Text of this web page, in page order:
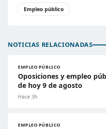
Empleo público
NOTICIAS RELACIONADAS
EMPLEO PÚBLICO
Oposiciones y empleo
de hoy 9 de agosto
Hace 3h
EMPLEO PÚBLICO